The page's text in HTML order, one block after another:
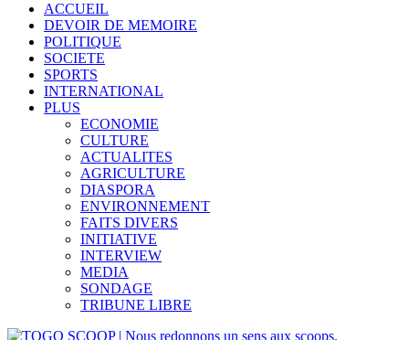
ACCUEIL
DEVOIR DE MEMOIRE
POLITIQUE
SOCIETE
SPORTS
INTERNATIONAL
PLUS
ECONOMIE
CULTURE
ACTUALITES
AGRICULTURE
DIASPORA
ENVIRONNEMENT
FAITS DIVERS
INITIATIVE
INTERVIEW
MEDIA
SONDAGE
TRIBUNE LIBRE